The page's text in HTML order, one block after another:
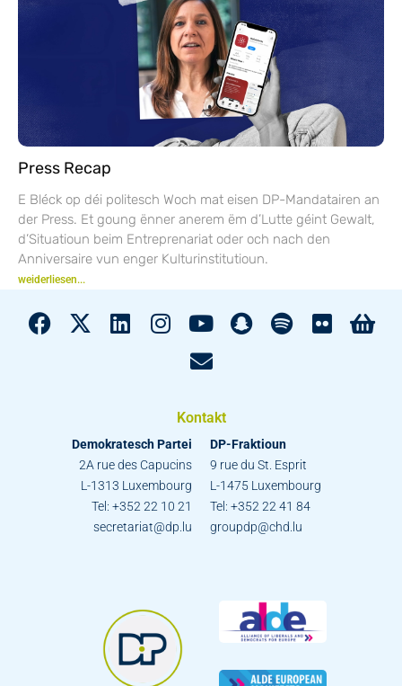
Press Recap
E Bléck op déi politesch Woch mat eisen DP-Mandatairen an
der Press. Et goung ënner anerem ëm d’Lutte géint Gewalt,
d’Situatioun beim Entreprenariat oder och nach den
Anniversaire vun enger Kulturinstitutioun.
weiderliesen...
Kontakt
Demokratesch Partei
2A rue des Capucins
L-1313 Luxembourg
Tel: +352 22 10 21
secretariat@dp.lu
DP-Fraktioun
9 rue du St. Esprit
L-1475 Luxembourg
Tel: +352 22 41 84
groupdp@chd.lu